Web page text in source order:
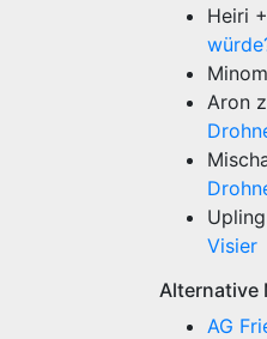
Heiri
Aron
Upling
Visier
Alternative
AG